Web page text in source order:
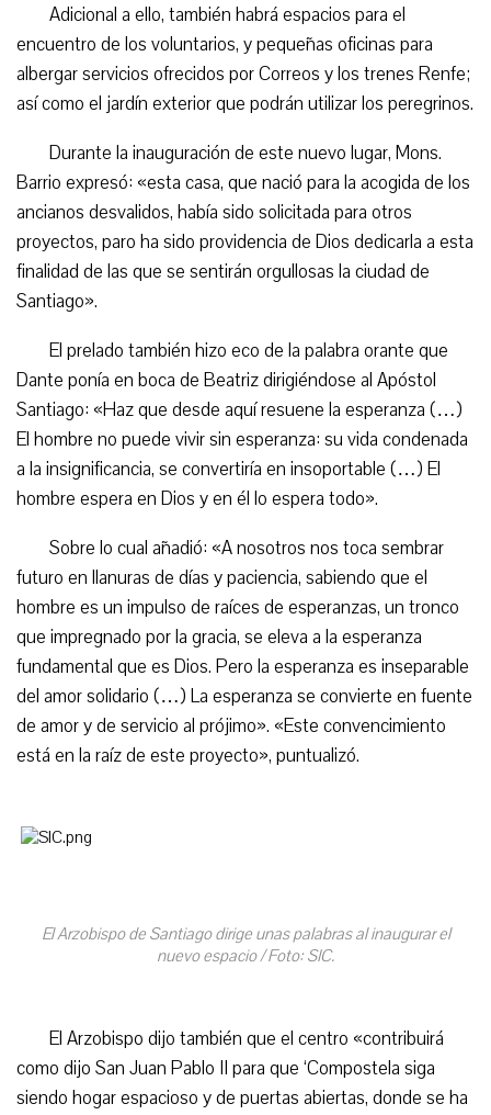
Adicional a ello, también habrá espacios para el
encuentro de los voluntarios, y pequeñas oficinas para
albergar servicios ofrecidos por Correos y los trenes Renfe;
así como el jardín exterior que podrán utilizar los peregrinos.
Durante la inauguración de este nuevo lugar, Mons.
Barrio expresó: «esta casa, que nació para la acogida de los
ancianos desvalidos, había sido solicitada para otros
proyectos, paro ha sido providencia de Dios dedicarla a esta
finalidad de las que se sentirán orgullosas la ciudad de
Santiago».
El prelado también hizo eco de la palabra orante que
Dante ponía en boca de Beatriz dirigiéndose al Apóstol
Santiago: «Haz que desde aquí resuene la esperanza (…)
El hombre no puede vivir sin esperanza: su vida condenada
a la insignificancia, se convertiría en insoportable (…) El
hombre espera en Dios y en él lo espera todo».
Sobre lo cual añadió: «A nosotros nos toca sembrar
futuro en llanuras de días y paciencia, sabiendo que el
hombre es un impulso de raíces de esperanzas, un tronco
que impregnado por la gracia, se eleva a la esperanza
fundamental que es Dios. Pero la esperanza es inseparable
del amor solidario (…) La esperanza se convierte en fuente
de amor y de servicio al prójimo». «Este convencimiento
está en la raíz de este proyecto», puntualizó.
El Arzobispo de Santiago dirige unas palabras al inaugurar el
nuevo espacio / Foto: SIC.
El Arzobispo dijo también que el centro «contribuirá
como dijo San Juan Pablo II para que ‘Compostela siga
siendo hogar espacioso y de puertas abiertas, donde se ha